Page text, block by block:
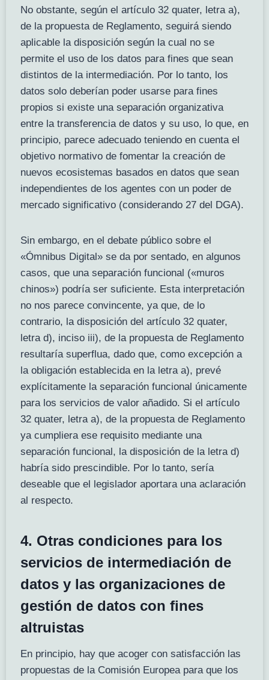
No obstante, según el artículo 32 quater, letra a),
de la propuesta de Reglamento, seguirá siendo
aplicable la disposición según la cual no se
permite el uso de los datos para fines que sean
distintos de la intermediación. Por lo tanto, los
datos solo deberían poder usarse para fines
propios si existe una separación organizativa
entre la transferencia de datos y su uso, lo que, en
principio, parece adecuado teniendo en cuenta el
objetivo normativo de fomentar la creación de
nuevos ecosistemas basados en datos que sean
independientes de los agentes con un poder de
mercado significativo (considerando 27 del DGA).
Sin embargo, en el debate público sobre el
«Ómnibus Digital» se da por sentado, en algunos
casos, que una separación funcional («muros
chinos») podría ser suficiente. Esta interpretación
no nos parece convincente, ya que, de lo
contrario, la disposición del artículo 32 quater,
letra d), inciso iii), de la propuesta de Reglamento
resultaría superflua, dado que, como excepción a
la obligación establecida en la letra a), prevé
explícitamente la separación funcional únicamente
para los servicios de valor añadido. Si el artículo
32 quater, letra a), de la propuesta de Reglamento
ya cumpliera ese requisito mediante una
separación funcional, la disposición de la letra d)
habría sido prescindible. Por lo tanto, sería
deseable que el legislador aportara una aclaración
al respecto.
4. Otras condiciones para los
servicios de intermediación de
datos y las organizaciones de
gestión de datos con fines
altruistas
En principio, hay que acoger con satisfacción las
propuestas de la Comisión Europea para que los